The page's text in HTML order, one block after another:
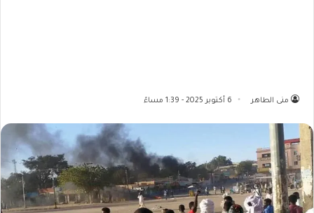
منى الطاهر 6 أكتوبر 2025 - 1:39 مساءً